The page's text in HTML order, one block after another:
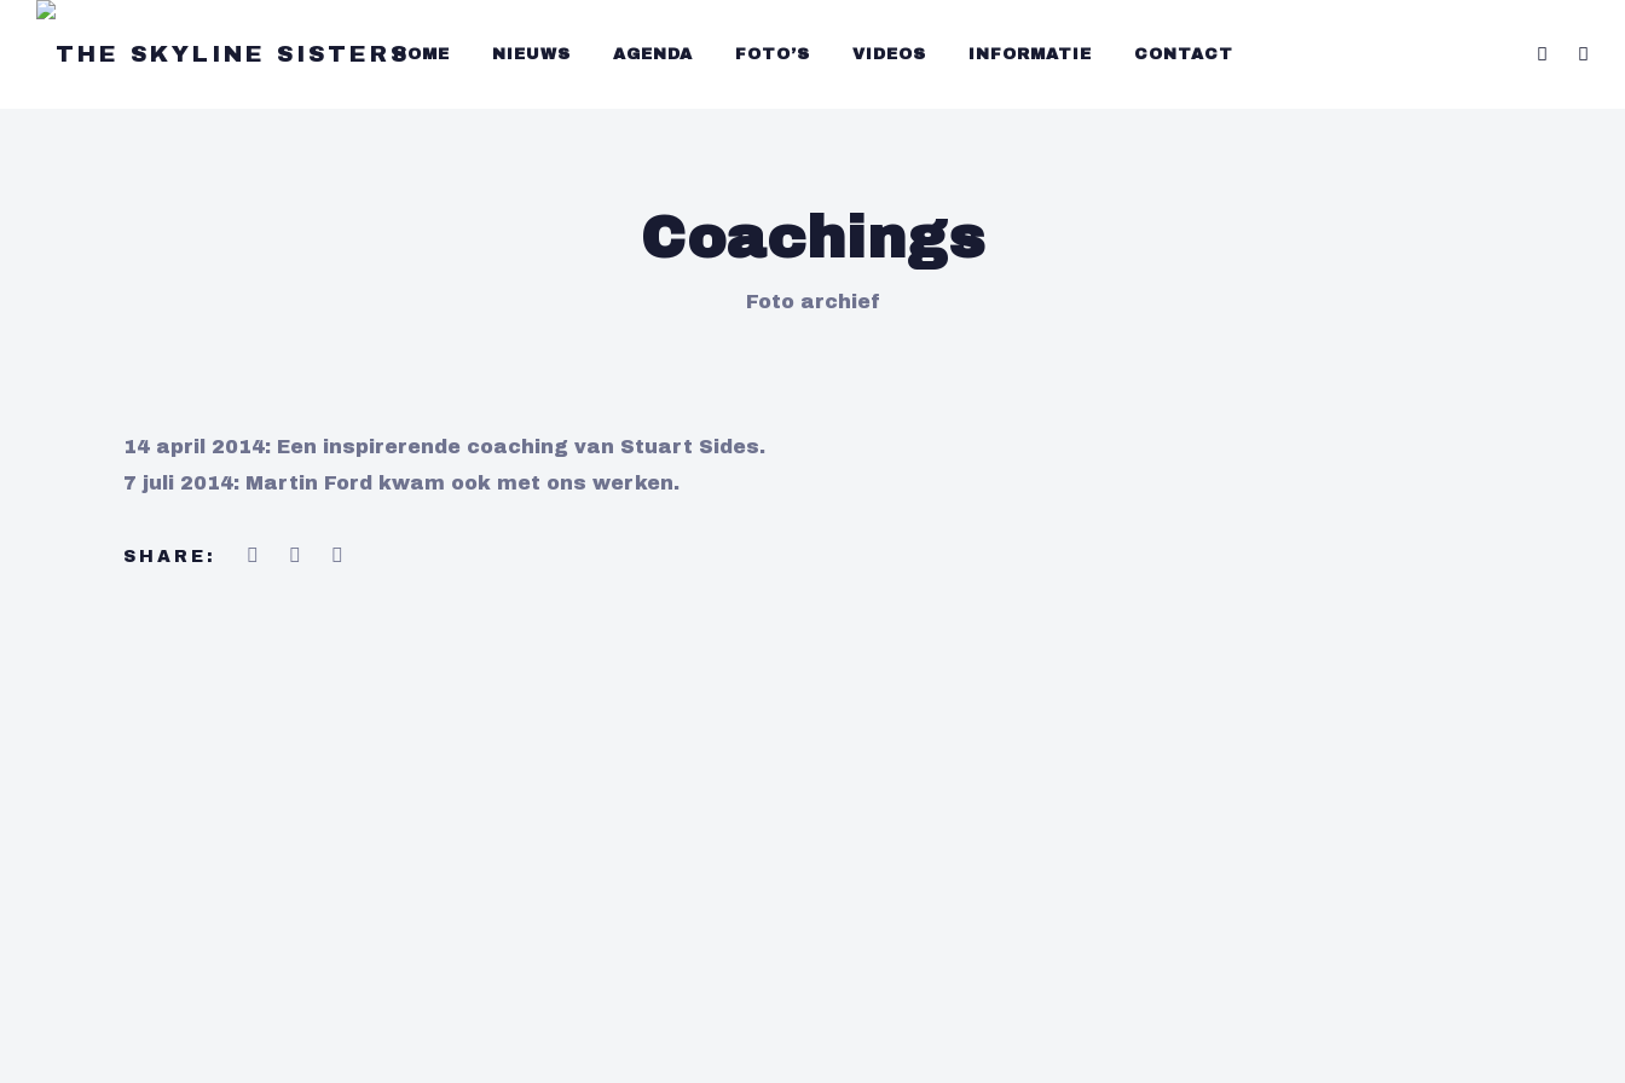
HOME NIEUWS AGENDA FOTO’S VIDEOS INFORMATIE CONTACT
Coachings
Foto archief
14 april 2014: Een inspirerende coaching van Stuart Sides.
7 juli 2014: Martin Ford kwam ook met ons werken.
SHARE: